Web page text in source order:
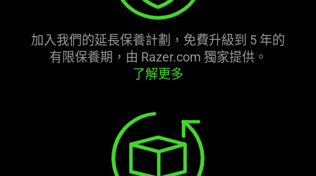
加入我們的延長保養計劃，免費升級到 5 年的
有限保養期，由 Razer.com 獨家提供。
了解更多